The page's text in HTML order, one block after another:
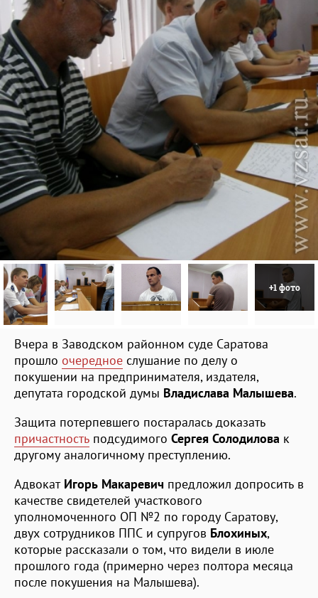
+1 фото
Вчера в Заводском районном суде Саратова
прошло очередное слушание по делу о
покушении на предпринимателя, издателя,
депутата городской думы Владислава Малышева.
Защита потерпевшего постаралась доказать
причастность подсудимого Сергея Солодилова к
другому аналогичному преступлению.
Адвокат Игорь Макаревич предложил допросить в
качестве свидетелей участкового
уполномоченного ОП №2 по городу Саратову,
двух сотрудников ППС и супругов Блохиных,
которые рассказали о том, что видели в июле
прошлого года (примерно через полтора месяца
после покушения на Малышева).